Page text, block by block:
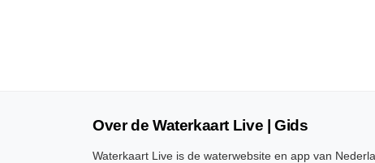
Over de Waterkaart Live | Gids
Waterkaart Live is de waterwebsite en app van